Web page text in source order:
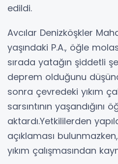
edildi.
Avcılar Denizköşkler
yaşındaki P.A., öğle
sırada yatağın şiddetli
deprem olduğunu
sonra çevredeki yıkım
sarsıntının yaşandığını
aktardı.Yetkililerden
açıklaması
yıkım çalışmasından